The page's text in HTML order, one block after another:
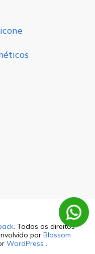
. Todos os direitos
por Blossom
WordPress .